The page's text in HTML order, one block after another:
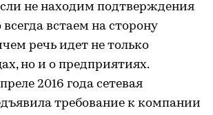
не находим подтверждения
встаем на сторону
речь идет не только
но и о предприятиях.
2016 года сетевая
требование к компании